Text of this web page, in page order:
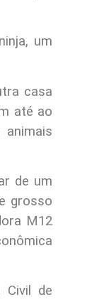
um
casa
até ao
de um
grosso
M12
Civil de